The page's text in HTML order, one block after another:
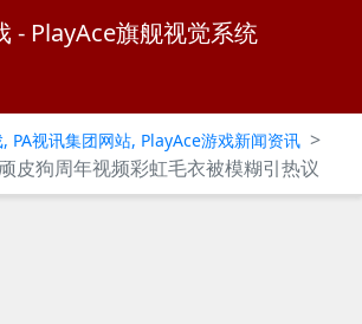
- PlayAce旗舰视觉系统
, PA视讯集团网站, PlayAce游戏新闻资讯 >
皮狗周年视频彩虹毛衣被模糊引热议